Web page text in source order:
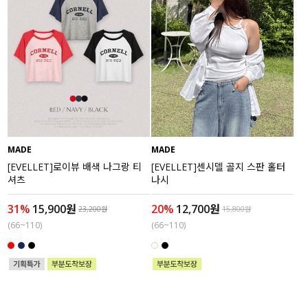
MADE
[EVELLET]로이뷰 배색 나그랑 티
셔츠
31% 15,900원 23,200원
(66~110)
MADE
[EVELLET]센시델 골지 스판 홀터
나시
20% 12,700원 15,800원
(66~110)